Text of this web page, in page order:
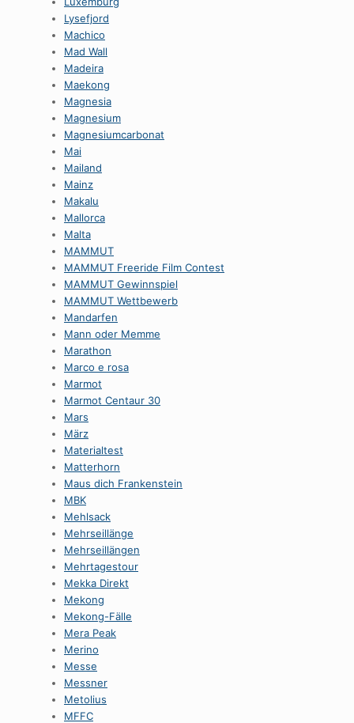
Lysefjord
Machico
Mad Wall
Madeira
Maekong
Magnesia
Magnesium
Magnesiumcarbonat
Mai
Mailand
Mainz
Makalu
Mallorca
Malta
MAMMUT
MAMMUT Freeride Film Contest
MAMMUT Gewinnspiel
MAMMUT Wettbewerb
Mandarfen
Mann oder Memme
Marathon
Marco e rosa
Marmot
Marmot Centaur 30
Mars
März
Materialtest
Matterhorn
Maus dich Frankenstein
MBK
Mehlsack
Mehrseillänge
Mehrseillängen
Mehrtagestour
Mekka Direkt
Mekong
Mekong-Fälle
Mera Peak
Merino
Messe
Messner
Metolius
MFFC